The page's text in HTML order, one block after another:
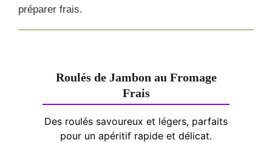
préparer frais.
Roulés de Jambon au Fromage
Frais
Des roulés savoureux et légers, parfaits
pour un apéritif rapide et délicat.